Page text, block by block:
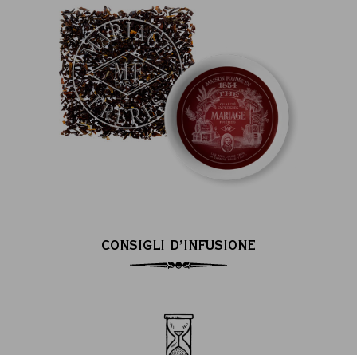
CONSIGLI D’INFUSIONE